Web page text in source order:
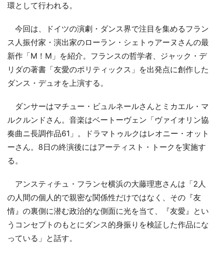
環として行われる。
今回は、ドイツの演劇・ダンス界で注目を集めるフラン
ス人振付家・演出家のローラン・シェトゥアーヌさんの最
新作「M！M」を紹介。フランスの哲学者、ジャック・デ
リダの著書「友愛のポリティックス」を出発点に創作した
ダンス・デュオを上演する。
ダンサーはマチュー・ビュルネールさんとミカエル・マ
ルクルンドさん。音楽はベートーヴェン「ヴァイオリン協
奏曲ニ長調作品61」。ドラマトゥルクはレオニー・オット
ーさん。8日の終演後にはアーティスト・トークを実施す
る。
アンスティチュ・フランセ横浜の大藤理恵さんは「2人
の人間の個人的で親密な関係性だけではなく、その『友
情』の裏側に潜む政治的な側面に光を当て、『友愛』とい
うコンセプトのもとにダンス的身振りを検証した作品にな
っている」と話す。